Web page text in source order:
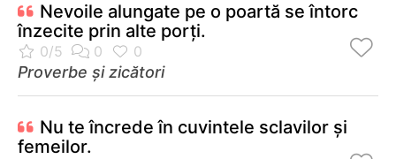
Nevoile alungate pe o poartă se întorc
înzecite prin alte porţi.
Proverbe și zicători
Nu te încrede în cuvintele sclavilor şi
femeilor.